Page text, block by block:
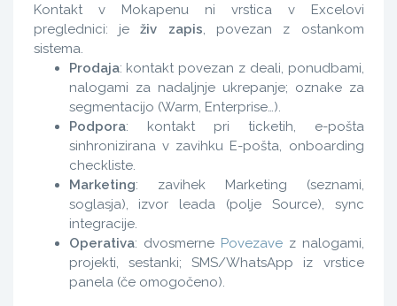
Kontakt v Mokapenu ni vrstica v Excelovi
preglednici: ježiv zapis , povezan z ostankom
sistema.
Prodaja: kontakt povezan z deali, ponudbami,
nalogami za nadaljnje ukrepanje; oznake za
segmentacijo (Warm, Enterprise…).
Podpora: kontakt pri ticketih, e-pošta
sinhronizirana v zavihku E-pošta, onboarding
checkliste.
Marketing: zavihek Marketing (seznami,
soglasja), izvor leada (polje Source), sync
integracije.
Operativa: dvosmerne Povezavez nalogami,
projekti, sestanki; SMS/WhatsApp iz vrstice
panela (če omogočeno).